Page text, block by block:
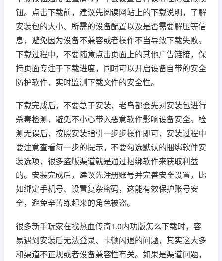
钮。点击下载前，建议先阅读网站上的下载说明，了解
安装包的大小、所需的设备配置以及是否需要解压等信
息，避免因为设备不兼容或者操作不当导致下载失败。
下载过程中，不要随意点击页面上的其他广告链接，保
持页面专注于下载进度，同时可以开启设备自带的安全
防护软件，实时监测下载文件的安全性。
下载完成后，不要急于安装，老鸟都会先对安装包进行
杀毒检测，避免不小心带入恶意软件影响设备安全。检
测无误后，按照安装指引一步步操作即可，安装过程中
要注意查看每一步的提示，不要勾选默认的捆绑软件安
装选项，很多盗版渠道就是通过捆绑软件来获取利益
的。安装完成后，建议先注册账号并完善安全设置，比
如绑定手机号、设置复杂密码，这能有效保护账号安
全，避免辛苦练起来的角色被盗。
很多新手玩家在找热血传奇1.0内功版怎么下载时，容
易遇到安装后无法登录、卡顿闪退的问题，其实这大多
和渠道不正规或者设备兼容性有关。如果是渠道问题，